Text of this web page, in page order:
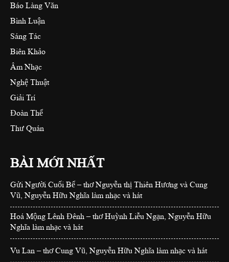
Báo Làng Văn
Bình Luận
Sáng Tác
Biên Khảo
Âm Nhạc
Nghệ Thuật
Giải Trí
Đoàn Thể
Thư Quán
BÀI MỚI NHẤT
Gửi Người Cuối Bể – thơ Nguyễn thị Thiên Hương và Cung
Vũ, Nguyễn Hữu Nghĩa làm nhạc và hát
Hoá Mộng Lênh Đênh – thơ Huỳnh Liễu Ngạn, Nguyễn Hữu
Nghĩa làm nhạc và hát
Vu Lan – thơ Cung Vũ, Nguyễn Hữu Nghĩa làm nhạc và hát